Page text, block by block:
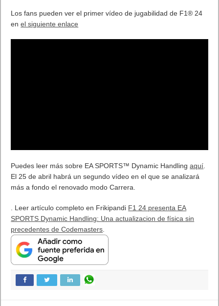
Los fans pueden ver el primer vídeo de jugabilidad de F1® 24
enel siguiente enlace
Puedes leer más sobre EA SPORTS™ Dynamic Handlingaquí
El 25 de abril habrá un segundo vídeo en el que se analizará
más a fondo el renovado modo Carrera.
. Leer artículo completo en Frikipandi F1 24 presenta EA
SPORTS Dynamic Handling: Una actualizacion de física sin
precedentes de Codemasters